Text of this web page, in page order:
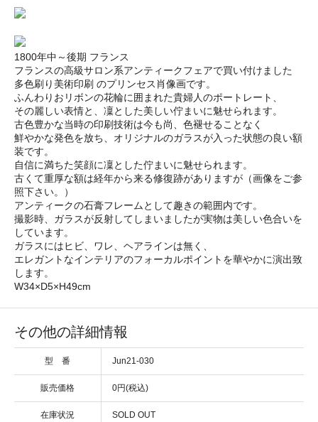
1800年中～後期 フランス
フランスの高級サロン系アンティークフェアで買い付けました
多色刷り美術印刷 のプリンセス肖像画です。
ふんわりおリボンの花輪に囲まれた貴婦人のポートレート、
その麗しい表情と、凜とした美しい佇まいに魅せられます。
古色豊かな当時の印刷技術は今も尚、色褪せることなく
鮮やかな発色を放ち、オリジナルのガラスが入った状態の良い額
装です。
自信に満ちた笑顔に凜とした佇まいに魅せられます。
古くて重厚な額は経年から来る修復跡がありますが（画像をご参
照下さい。）
アンティークの石膏フレームとして趣きの範囲内です。
撮影時、ガラスが反射してしまいましたが実物は美しい色合いを
しています。
ガラスにはヒビ、ワレ、ヘアラインは無く、
エレガントなインテリアのフォーカルポイントを華やかに演出致
します。
W34×D5×H49cm
その他の詳細情報
型 番 Jun21-030
販売価格 0円(税込)
在庫状況 SOLD OUT